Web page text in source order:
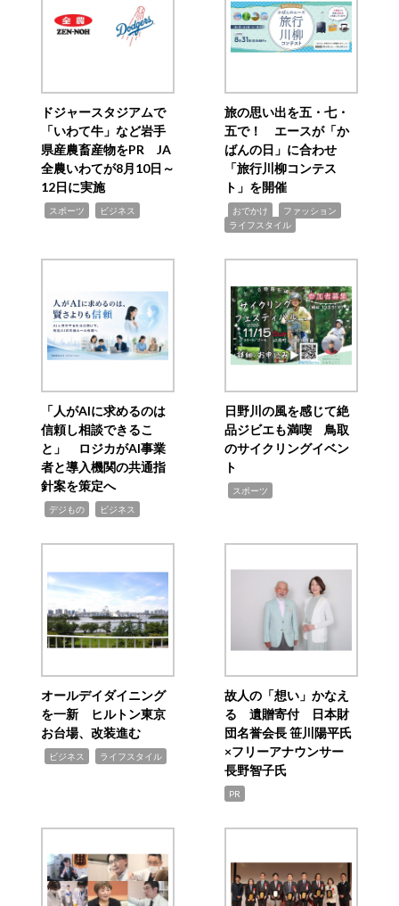
ドジャースタジアムで
「いわて牛」など岩手
県産農畜産物をPR JA
全農いわてが8月10日～
12日に実施
スポーツ ビジネス
旅の思い出を五・七・
五で！ エースが「か
ばんの日」に合わせ
「旅行川柳コンテス
ト」を開催
おでかけ ファッション
ライフスタイル
「人がAIに求めるのは
信頼し相談できるこ
と」 ロジカがAI事業
者と導入機関の共通指
針案を策定へ
デジもの ビジネス
日野川の風を感じて絶
品ジビエも満喫 鳥取
のサイクリングイベン
ト
スポーツ
オールデイダイニング
を一新 ヒルトン東京
お台場、改装進む
ビジネス ライフスタイル
故人の「想い」かなえ
る 遺贈寄付 日本財
団名誉会長 笹川陽平氏
×フリーアナウンサー
長野智子氏
PR